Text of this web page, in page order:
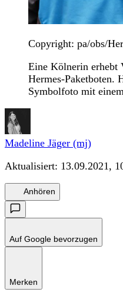
Copyright: pa/obs/
Eine Kölnerin erhebt
Hermes-Paketboten.
Symbolfoto mit
Madeline Jäger (mj)
Aktualisiert: 13.09.2021,
Anhören
Auf Google bevorzugen
Merken